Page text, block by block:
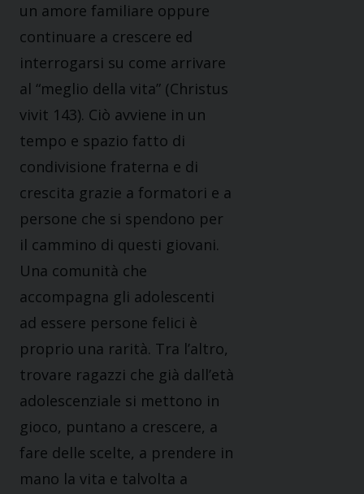
un amore familiare op­pure
continuare a crescere ed
interrogarsi su come arrivare
al “meglio della vita” (Christus
vivit 143). Ciò avviene in un
tempo e spazio fatto di
condivisione fraterna e di
crescita grazie a formatori e a
persone che si spendono per
il cammino di questi giovani.
Una comunità che
accompagna gli adolescenti
ad essere persone felici è
proprio una rarità. Tra l’altro,
trovare ragazzi che già dall’età
adolescenziale si met­tono in
gioco, puntano a crescere, a
fare delle scelte, a prendere in
mano la vita e talvolta a